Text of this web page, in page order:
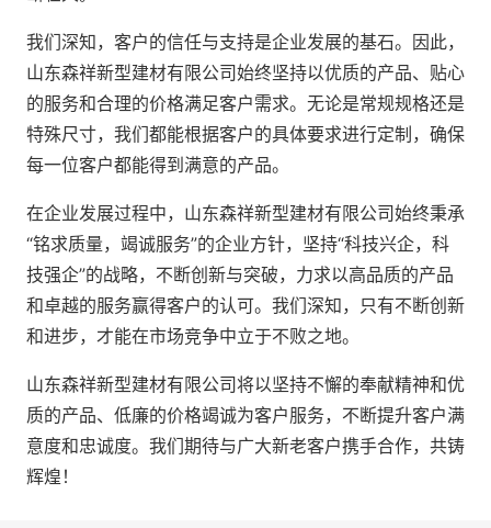
我们深知，客户的信任与支持是企业发展的基石。因此，
山东森祥新型建材有限公司始终坚持以优质的产品、贴心
的服务和合理的价格满足客户需求。无论是常规规格还是
特殊尺寸，我们都能根据客户的具体要求进行定制，确保
每一位客户都能得到满意的产品。
在企业发展过程中，山东森祥新型建材有限公司始终秉承
“铭求质量，竭诚服务”的企业方针，坚持“科技兴企，科
技强企”的战略，不断创新与突破，力求以高品质的产品
和卓越的服务赢得客户的认可。我们深知，只有不断创新
和进步，才能在市场竞争中立于不败之地。
山东森祥新型建材有限公司将以坚持不懈的奉献精神和优
质的产品、低廉的价格竭诚为客户服务，不断提升客户满
意度和忠诚度。我们期待与广大新老客户携手合作，共铸
辉煌！